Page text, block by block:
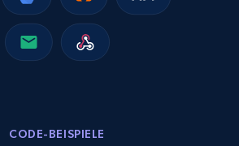
1.7K+ Dataset holen
CODE-BEISPIELE